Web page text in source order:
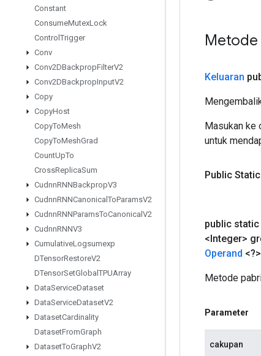
Constant
ConsumeMutexLock
Control Trigger
Conv
Conv2DBackpropFilterV2
Conv2DBackpropInputV2
Copy
CopyHost
CopyToMesh
CopyToMeshGrad
CountUpTo
CrossReplicaSum
CudnnRNNBackpropV3
CudnnRNNCanonical ToParamsV2
CudnnRNNParamsToCanonical V2
CudnnRNNV3
CumulativeLogsumexp
DTensorRestoreV2
DTensorSetGlobal TPUArray
DataServiceDataset
DataServiceDatasetV2
DatasetCardinality
DatasetFromGraph
DatasetToGraphV2
Metode
Keluaran
Masukan ke
untuk
Public Static
public static
<Integer>
Operand
Metode
Parameter
cakupan